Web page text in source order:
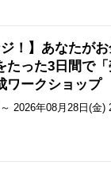
ジ！】あなたが
たった3日間で
ワークショップ
2026年08月28日(金)